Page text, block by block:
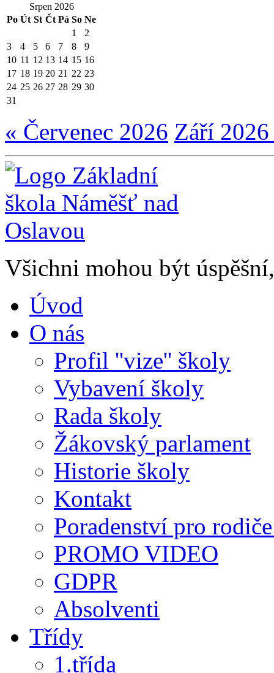
Srpen 2026
Po Út St Čt Pá So Ne
1
2
3
4 5 6 7 8
9
10 11 12 13 14 15 16
17 18 19 20 21 22 23
24 25 26 27 28 29 30
31
« Červenec 2026 Září
Všichni mohou být
Úvod
O nás
Profil ''vize'' školy
Vybavení školy
Rada školy
Žákovský parlament
Historie školy
Kontakt
Poradenství pro
PROMO VIDEO
GDPR
Absolventi
Třídy
1.třída